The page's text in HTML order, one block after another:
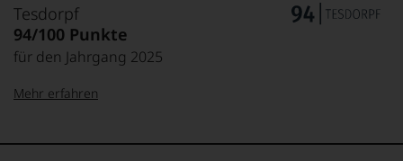
Tesdorpf
94/100 Punkte
für den Jahrgang 2025
Mehr erfahren